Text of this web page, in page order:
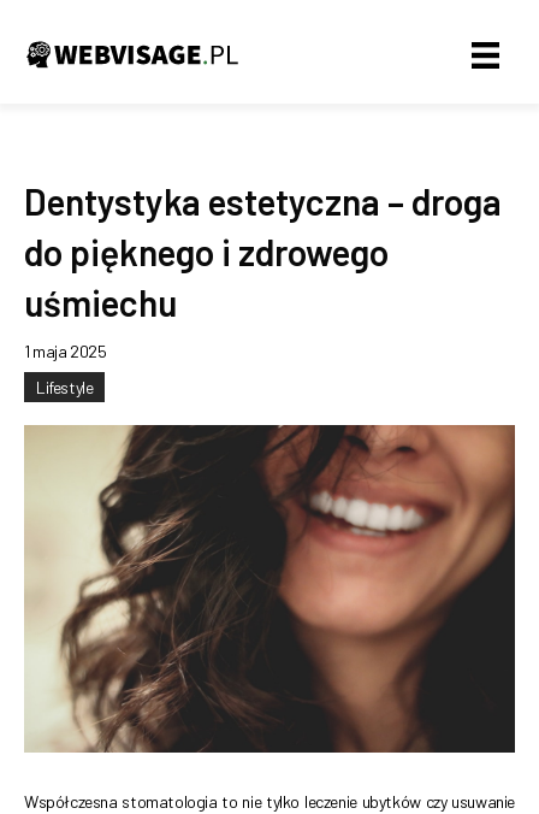
Dentystyka estetyczna – droga
do pięknego i zdrowego
uśmiechu
1 maja 2025
Lifestyle
Współczesna stomatologia to nie tylko leczenie ubytków czy usuwanie